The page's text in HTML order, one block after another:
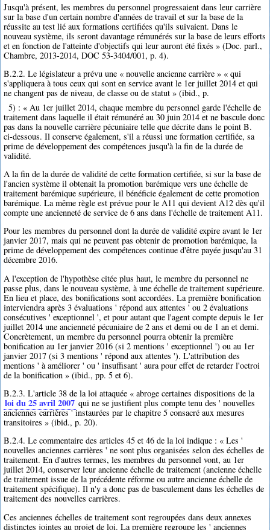
Jusqu'à présent, les membres du personnel progressaient dans leur carrière
sur la base d'un certain nombre d'années de travail et sur la base de la
réussite au test lié aux formations certifiées qu'ils suivaient. Dans le
nouveau système, ils seront davantage rémunérés sur la base de leurs efforts
et en fonction de l'atteinte d'objectifs qui leur auront été fixés » (Doc. parl.,
Chambre, 2013-2014, DOC 53-3404/001, p. 4).
B.2.2. Le législateur a prévu une « nouvelle ancienne carrière » « qui
s'appliquera à tous ceux qui sont en service avant le 1er juillet 2014 et qui
ne changent pas de niveau, de classe ou de statut » (ibid., p.
5) : « Au 1er juillet 2014, chaque membre du personnel garde l'échelle de
traitement dans laquelle il était rémunéré au 30 juin 2014 et ne bascule donc
pas dans la nouvelle carrière pécuniaire telle que décrite dans le point B.
ci-dessous. Il conserve également, s'il a réussi une formation certifiée, sa
prime de développement des compétences jusqu'à la fin de la durée de
validité.
A la fin de la durée de validité de cette formation certifiée, si sur la base de
l'ancien système il obtenait la promotion barémique vers une échelle de
traitement barémique supérieure, il bénéficie également de cette promotion
barémique. La même règle est prévue pour le A11 qui devient A12 dès qu'il
compte une ancienneté de service de 6 ans dans l'échelle de traitement A11.
Pour les membres du personnel dont la durée de validité expire avant le 1er
janvier 2017, mais qui ne peuvent pas obtenir de promotion barémique, la
prime de développement des compétences continue d'être payée jusqu'au 31
décembre 2016.
A l'exception de l'hypothèse citée plus haut, le membre du personnel ne
passe plus, dans le nouveau système, à une échelle de traitement supérieure.
En lieu et place, des bonifications sont accordées. La première bonification
interviendra après 3 évaluations ' répond aux attentes ' ou 2 évaluations
consécutives ' exceptionnel ', et pour autant que l'agent compte depuis le 1er
juillet 2014 une ancienneté pécuniaire de 2 ans et demi ou de 1 an et demi.
Concrètement, un membre du personnel pourra obtenir la première
bonification au 1er janvier 2016 (si 2 mentions ' exceptionnel ') ou au 1er
janvier 2017 (si 3 mentions ' répond aux attentes '). L'attribution des
mentions ' à améliorer ' ou ' insuffisant ' aura pour effet de retarder l'octroi
de la bonification » (ibid., pp. 5 et 6).
B.2.3. L'article 38 de la loi attaquée « abroge certaines dispositions de la
loi du 25 avril 2007 qui ne se justifient plus compte tenu des ' nouvelles
anciennes carrières ' instaurées par le chapitre 5 consacré aux mesures
transitoires » (ibid., p. 20).
B.2.4. Le commentaire des articles 45 et 46 de la loi indique : « Les '
nouvelles anciennes carrières ' ne sont plus organisées selon des échelles de
traitement. En d'autres termes, les membres du personnel vont, au 1er
juillet 2014, conserver leur ancienne échelle de traitement (ancienne échelle
de traitement issue de la précédente réforme ou autre ancienne échelle de
traitement spécifique). Il n'y a donc pas de basculement dans les échelles de
traitement des nouvelles carrières.
Ces anciennes échelles de traitement sont regroupées dans deux annexes
distinctes jointes au projet de loi. La première regroupe les ' anciennes